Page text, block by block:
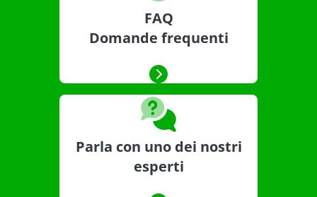
FAQ
Domande frequenti
Parla con uno dei nostri
esperti